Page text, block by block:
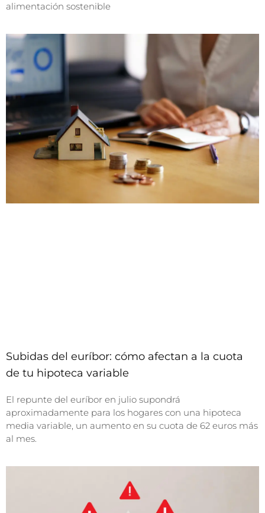
alimentación sostenible
Subidas del euríbor: cómo afectan a la cuota
de tu hipoteca variable
El repunte del euríbor en julio supondrá
aproximadamente para los hogares con una hipoteca
media variable, un aumento en su cuota de 62 euros más
al mes.